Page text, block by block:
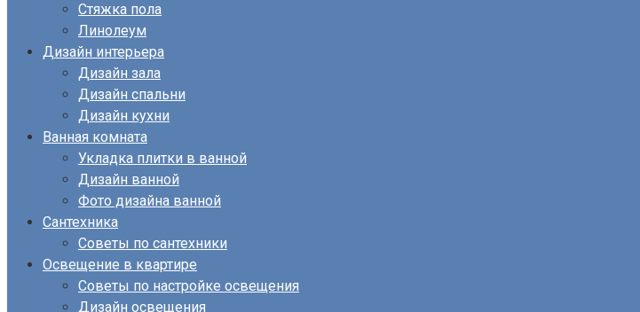
Стяжка пола
Линолеум
Дизайн интерьера
Дизайн зала
Дизайн спальни
Дизайн кухни
Ванная комната
Укладка плитки в ванной
Дизайн ванной
Фото дизайна ванной
Сантехника
Советы по сантехники
Освещение в квартире
Советы по настройке освещения
Дизайн освещения